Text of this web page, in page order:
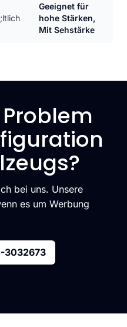
Geeignet für
hohe Stärken,
Mit Sehstärke
bei uns. Unsere
es um Werbung
3032673